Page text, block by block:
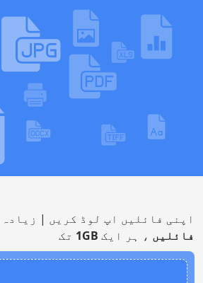
اپنی فائلیں اپ لوڈ کریں | زیادہ
فائلیں ، ہر ایک 1GB تک